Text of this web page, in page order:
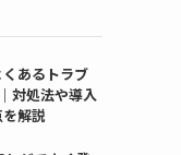
あるトラブ
対処法や導入
解説